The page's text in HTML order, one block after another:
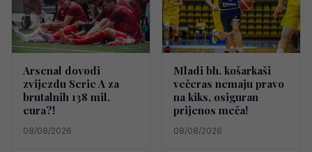
Arsenal dovodi
zvijezdu Serie A za
brutalnih 138 mil.
eura?!
08/08/2026
Mladi bh. košarkaši
večeras nemaju pravo
na kiks, osiguran
prijenos meča!
08/08/2026